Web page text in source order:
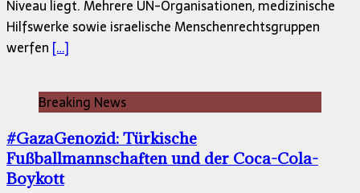
Niveau liegt. Mehrere UN-Organisationen, medizinische
Hilfswerke sowie israelische Menschenrechtsgruppen
werfen […]
Breaking News
#GazaGenozid: Türkische
Fußballmannschaften und der Coca-Cola-
Boykott